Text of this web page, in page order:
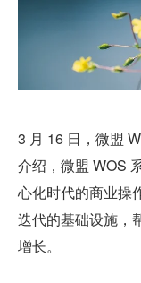
3 月 16 日，微盟
介绍，微盟 WOS
心化时代的商业操
迭代的基础设施，
增长。